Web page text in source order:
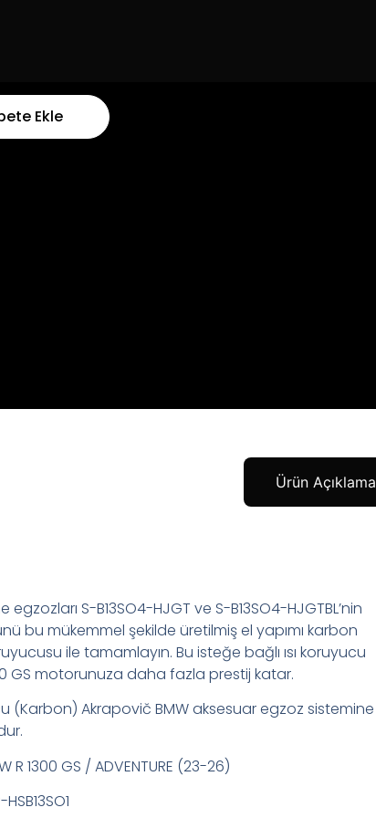
Ekle
Ürün Açıklama
egzozları S-B13SO4-HJGT ve S-B13SO4-HJGTBL’nin
bu mükemmel şekilde üretilmiş el yapımı karbon
ile tamamlayın. Bu isteğe bağlı ısı koruyucu
GS motorunuza daha fazla prestij katar.
(Karbon) Akrapovič BMW aksesuar egzoz sistemine
R 1300 GS / ADVENTURE (23-26)